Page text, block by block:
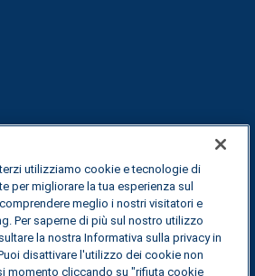
dei trasporti
utilizziamo cookie e tecnologie di
per migliorare la tua esperienza sul
meglio i nostri visitatori e
Per saperne di più sul nostro utilizzo
la nostra Informativa sulla privacy in
disattivare l'utilizzo dei cookie non
momento cliccando su "rifiuta cookie